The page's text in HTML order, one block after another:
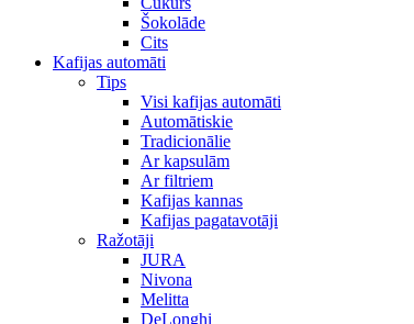
Šokolāde
Cits
Kafijas automāti
Tips
Visi kafijas automāti
Automātiskie
Tradicionālie
Ar kapsulām
Ar filtriem
Kafijas kannas
Kafijas pagatavotāji
Ražotāji
JURA
Nivona
Melitta
DeLonghi